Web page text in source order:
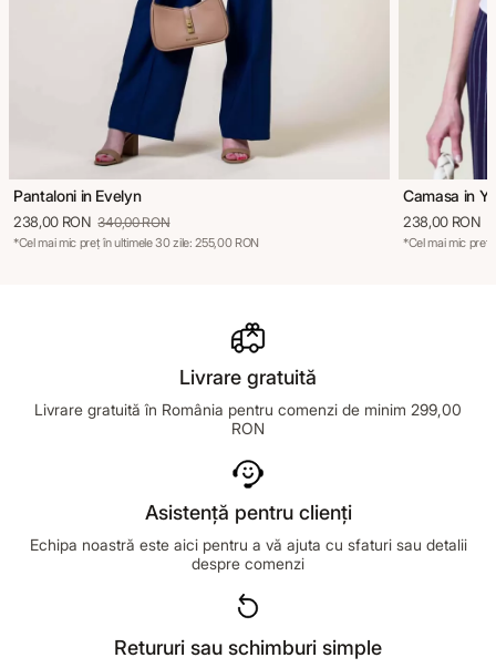
Pantaloni in Evelyn
238,00 RON 340,00 RON
*Cel mai mic preț în ultimele 30 zile: 255,00 RON
Camasa in
238,00 RON
*Cel mai mic preț
Livrare gratuită
Livrare gratuită în România pentru comenzi de minim 299,00
RON
Asistență pentru clienți
Echipa noastră este aici pentru a vă ajuta cu sfaturi sau detalii
despre comenzi
Retururi sau schimburi simple